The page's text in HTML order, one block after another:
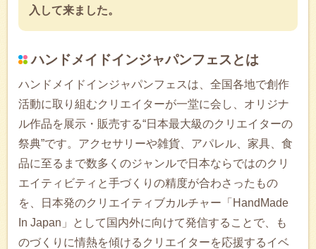
入して来ました。
ハンドメイドインジャパンフェスとは
ハンドメイドインジャパンフェスは、全国各地で創作
活動に取り組むクリエイターが一堂に会し、オリジナ
ル作品を展示・販売する“日本最大級のクリエイターの
祭典”です。アクセサリーや雑貨、アパレル、家具、食
品に至るまで数多くのジャンルで日本ならではのクリ
エイティビティと手づくりの精度が合わさったもの
を、日本発のクリエイティブカルチャー「HandMade
In Japan」として国内外に向けて発信することで、も
のづくりに情熱を傾けるクリエイターを応援するイベ